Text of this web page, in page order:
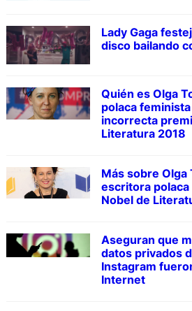
Lady Gaga
disco bailando
Quién es Olga
polaca
incorrecta
Literatura 2018
Más sobre Olga
escritora polaca
Nobel de
Aseguran que
datos privados
Instagram
Internet